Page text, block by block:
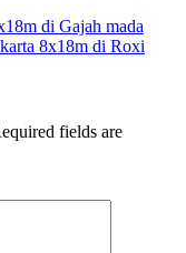
di Gajah mada
8x18m di Roxi
fields are